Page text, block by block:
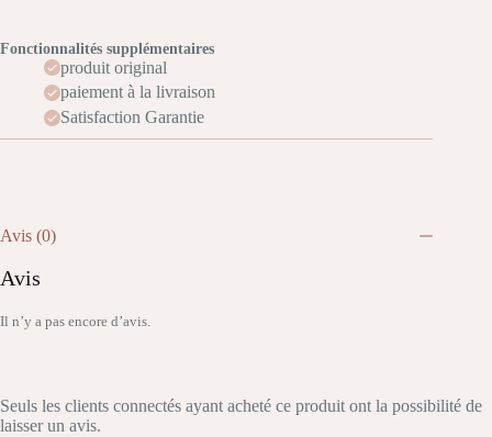
Fonctionnalités supplémentaires
produit original
paiement à la livraison
Satisfaction Garantie
Avis (0)
Avis
Il n’y a pas encore d’avis.
Seuls les clients connectés ayant acheté ce produit ont la possibilité de
laisser un avis.